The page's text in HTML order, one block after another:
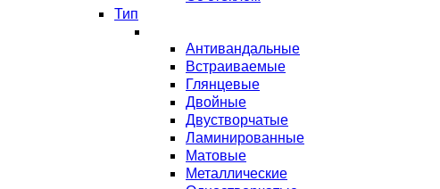
Тип
Антивандальные
Встраиваемые
Глянцевые
Двойные
Двустворчатые
Ламинированные
Матовые
Металлические